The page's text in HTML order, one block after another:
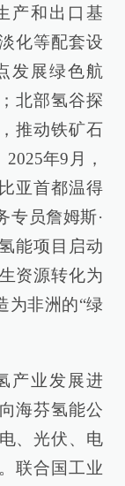
产和出口基
化等配套设
发展绿色航
北部氢谷探
推动铁矿石
年9月，
亚首都温得
专员詹姆斯·
能项目启动
资源转化为
为非洲的“绿
产业发展进
海芬氢能公
、光伏、电
联合国工业